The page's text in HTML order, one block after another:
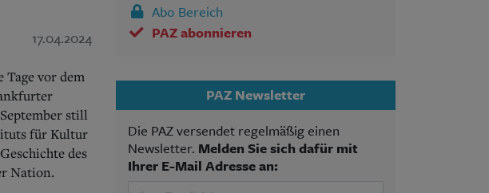
17.04.2024
vor dem
still
für Kultur
des
Nation.
Abo Bereich
PAZ abonnieren
PAZ Newsletter
Die PAZ versendet regelmäßig einen
Newsletter. Melden Sie sich dafür mit
Ihrer E-Mail Adresse an: